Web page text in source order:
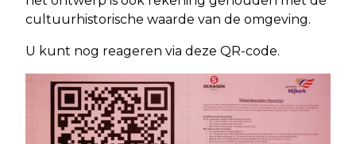
cultuurhistorische waarde van de omgeving.
U kunt nog reageren via deze QR-code.